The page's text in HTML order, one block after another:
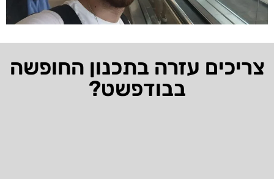
צריכים עזרה בתכנון החופשה
בבודפשט?